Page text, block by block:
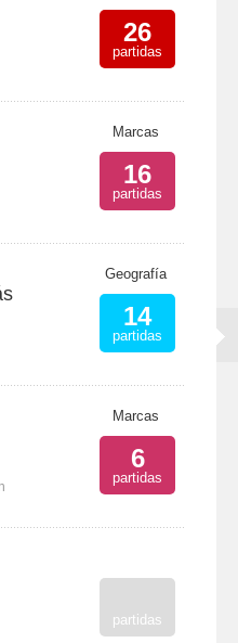
26
partidas
Marcas
16
partidas
Geografía
14
partidas
Marcas
6
partidas
partidas